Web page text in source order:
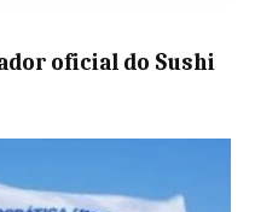
oficial do Sushi